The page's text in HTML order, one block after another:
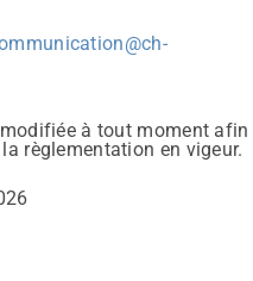
à tout moment afin
règlementation en vigeur.